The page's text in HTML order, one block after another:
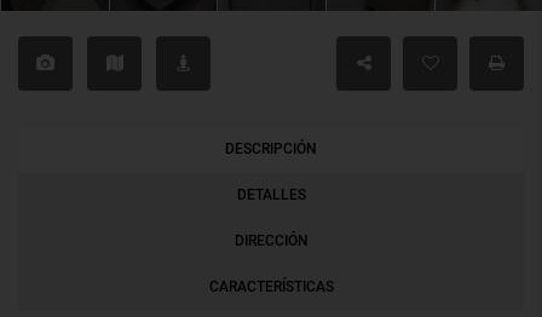
DESCRIPCIÓN
DETALLES
DIRECCIÓN
CARACTERÍSTICAS